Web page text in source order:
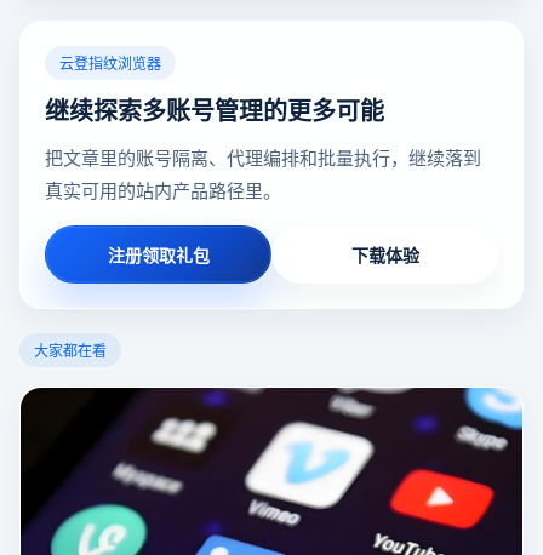
云登指纹浏览器
继续探索多账号管理的更多可能
把文章里的账号隔离、代理编排和批量执行，继续落到
真实可用的站内产品路径里。
注册领取礼包 下载体验
大家都在看